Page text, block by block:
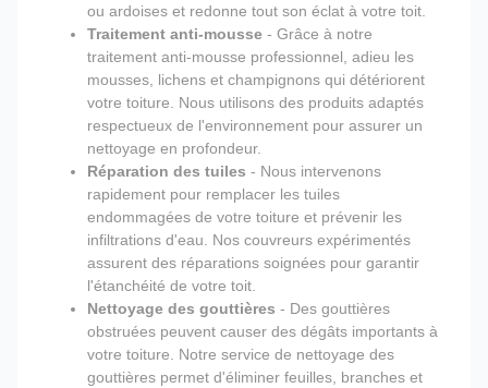
ou ardoises et redonne tout son éclat à votre toit.
Traitement anti-mousse - Grâce à notre
traitement anti-mousse professionnel, adieu les
mousses, lichens et champignons qui détériorent
votre toiture. Nous utilisons des produits adaptés
respectueux de l'environnement pour assurer un
nettoyage en profondeur.
Réparation des tuiles - Nous intervenons
rapidement pour remplacer les tuiles
endommagées de votre toiture et prévenir les
infiltrations d'eau. Nos couvreurs expérimentés
assurent des réparations soignées pour garantir
l'étanchéité de votre toit.
Nettoyage des gouttières - Des gouttières
obstruées peuvent causer des dégâts importants à
votre toiture. Notre service de nettoyage des
gouttières permet d'éliminer feuilles, branches et